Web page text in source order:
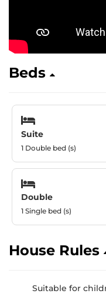
Beds
Suite
1 Double bed (s)
Double
1 Single bed (s)
House Rules
Suitable for